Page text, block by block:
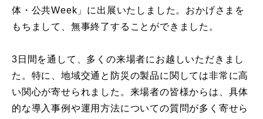
体・公共Week」に出展いたしました。おかげさまを
もちまして、無事終了することができました。
3日間を通して、多くの来場者にお越しいただきまし
た。特に、地域交通と防災の製品に関しては非常に高
い関心が寄せられました。来場者の皆様からは、具体
的な導入事例や運用方法についての質問が多く寄せら